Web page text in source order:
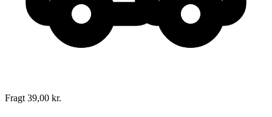
Fragt 39,00 kr.